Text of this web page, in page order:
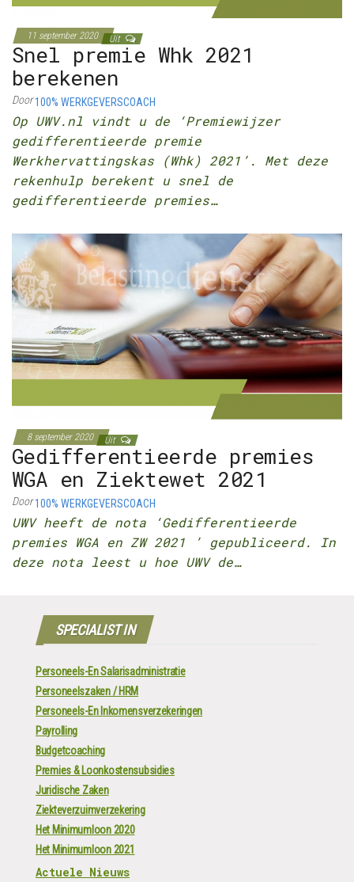
11 september 2020 Uit
Snel premie Whk 2021
berekenen
Door100% WERKGEVERSCOACH
Op UWV.nl vindt u de ‘Premiewijzer
gedifferentieerde premie
Werkhervattingskas (Whk) 2021’. Met deze
rekenhulp berekent u snel de
gedifferentieerde premies…
8 september 2020 Uit
Gedifferentieerde premies
WGA en Ziektewet 2021
Door100% WERKGEVERSCOACH
UWV heeft de nota ‘Gedifferentieerde
premies WGA en ZW 2021 ’ gepubliceerd. In
deze nota leest u hoe UWV de…
SPECIALIST IN
Personeels-En Salarisadministratie
Personeelszaken / HRM
Personeels-En Inkomensverzekeringen
Payrolling
Budgetcoaching
Premies & Loonkostensubsidies
Juridische Zaken
Ziekteverzuimverzekering
Het Minimumloon 2020
Het Minimumloon 2021
Actuele Nieuws